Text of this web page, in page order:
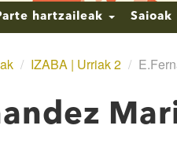
hartzaileak Saioak
/ IZABA | Urriak 2 /